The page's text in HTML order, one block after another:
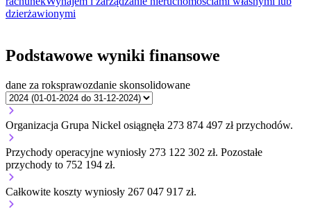
dzierżawionymi
Podstawowe wyniki finansowe
dane za roksprawozdanie skonsolidowane
Organizacja Grupa Nickel osiągnęła 273 874 497 zł przychodów.
Przychody operacyjne wyniosły 273 122 302 zł. Pozostałe
przychody to 752 194 zł.
Całkowite koszty wyniosły 267 047 917 zł.